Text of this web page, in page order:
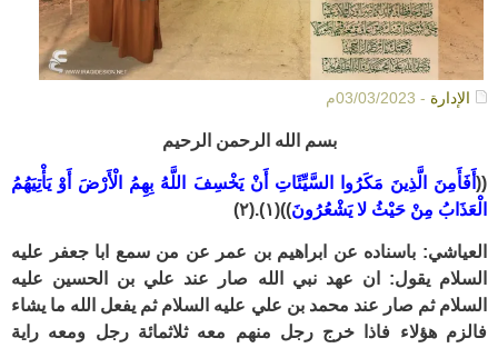
الإدارة - 03/03/2023م
بسم الله الرحمن الرحيم
(( أَفَأَمِنَ الَّذِينَ مَكَرُوا السَّيِّئَاتِ أَنْ يَخْسِفَ اللَّهُ بِهِمُ الْأَرْضَ أَوْ يَأْتِيَهُمُ
الْعَذَابُ مِنْ حَيْثُ لا يَشْعُرُونَ))(١).(٢)
العياشي: باسناده عن ابراهيم بن عمر عن من سمع ابا جعفر عليه
السلام يقول: ان عهد نبي الله صار عند علي بن الحسين عليه
السلام ثم صار عند محمد بن علي عليه السلام ثم يفعل الله ما يشاء
فالزم هؤلاء فاذا خرج رجل منهم معه ثلاثمائة رجل ومعه راية